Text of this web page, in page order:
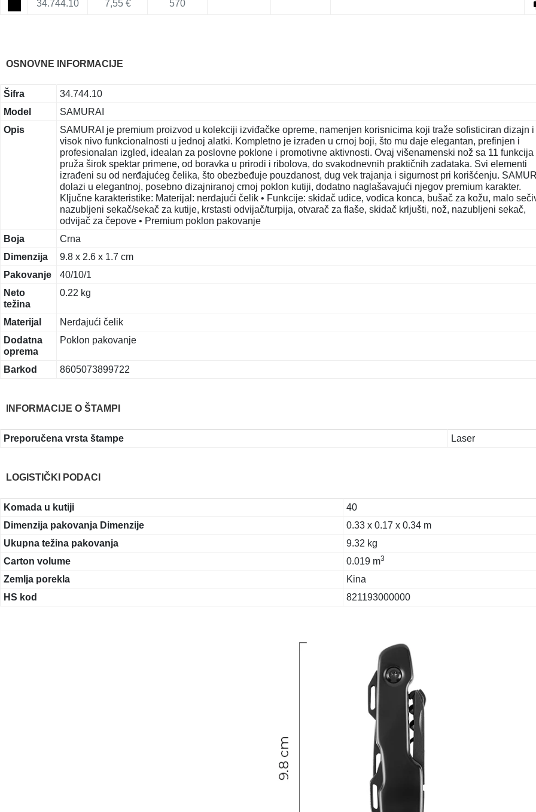
34.744.10
7,55 € 570
OSNOVNE INFORMACIJE
Šifra
34.744.10
Model
SAMURAI
Opis
SAMURAI je premium proizvod u kolekciji izviđačke opreme, namenjen korisnicima koji traže sofisticiran dizajn i
visok nivo funkcionalnosti u jednoj alatki. Kompletno je izrađen u crnoj boji, što mu daje elegantan, prefinjen i
profesionalan izgled, idealan za poslovne poklone i promotivne aktivnosti. Ovaj višenamenski nož sa 11 funkcija
pruža širok spektar primene, od boravka u prirodi i ribolova, do svakodnevnih praktičnih zadataka. Svi elementi
izrađeni su od nerđajućeg čelika, što obezbeđuje pouzdanost, dug vek trajanja i sigurnost pri korišćenju.
dolazi u elegantnoj, posebno dizajniranoj crnoj poklon kutiji, dodatno naglašavajući njegov premium karakter.
Ključne karakteristike: Materijal: nerđajući čelik • Funkcije: skidač udice, vođica konca, bušač za kožu, malo
nazubljeni sekač/sekač za kutije, krstasti odvijač/turpija, otvarač za flaše, skidač krljušti, nož, nazubljeni sekač,
odvijač za čepove • Premium poklon pakovanje
Boja
Crna
Dimenzija
9.8 x 2.6 x 1.7 cm
Pakovanje
40/10/1
Neto
težina
0.22 kg
Materijal
Nerđajući čelik
Dodatna
oprema
Poklon pakovanje
Barkod 8605073899722
INFORMACIJE O ŠTAMPI
Preporučena vrsta štampe Laser
LOGISTIČKI PODACI
Komada u kutiji
40
Dimenzija pakovanja Dimenzije
0.33 x 0.17 x 0.34 m
Ukupna težina pakovanja
9.32 kg
Carton volume
0.019 m3
Zemlja porekla
Kina
HS kod
821193000000